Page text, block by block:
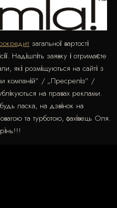
загальної вартості
Надішліть заявку і отримаєте
які розміщуються на сайті з
компаній” / „Пресреліз” /
на правах реклами.
ласка, на дзвінок на
та турботою, фахівець Оля.